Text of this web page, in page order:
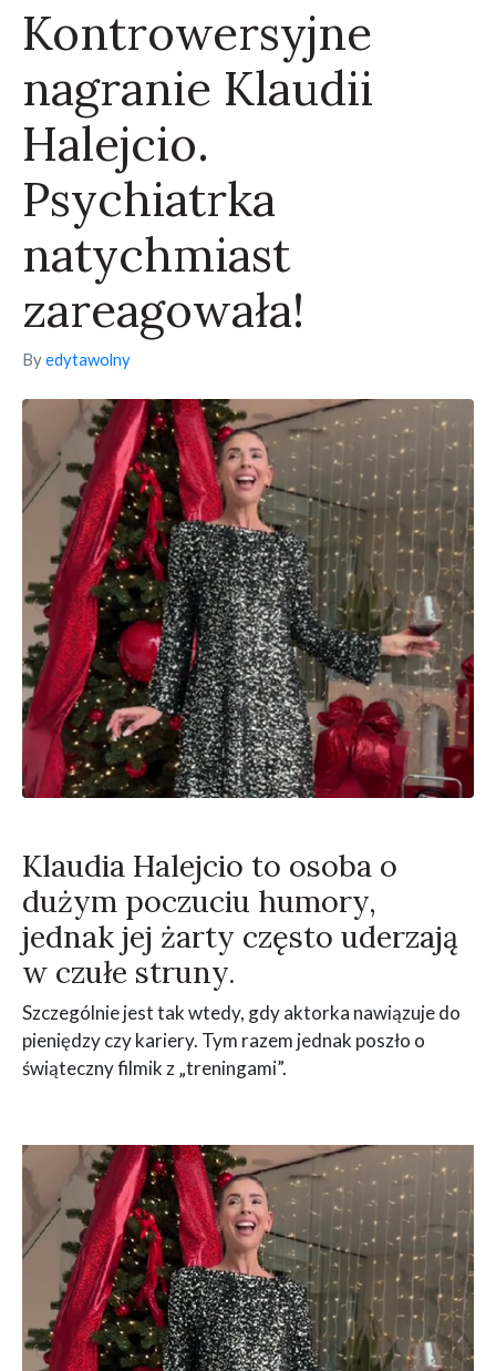
Kontrowersyjne
nagranie Klaudii
Halejcio.
Psychiatrka
natychmiast
zareagowała!
Byedytawolny
Klaudia Halejcio to osoba o
dużym poczuciu humory,
jednak jej żarty często uderzają
w czułe struny.
Szczególnie jest tak wtedy, gdy aktorka nawiązuje do
pieniędzy czy kariery. Tym razem jednak poszło o
świąteczny filmik z „treningami”.